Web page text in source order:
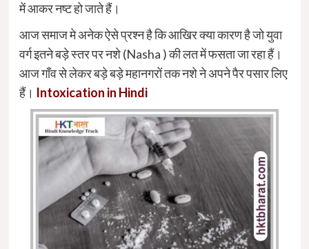
में आकर नष्ट हो जाते हैं।
आज समाज मे अनेक ऐसे प्रश्न है कि आखिर क्या कारण है जो युवा
वर्ग इतने बड़े स्तर पर नशे (Nasha ) की लत में फसता जा रहा हैं।
आज गाँव से लेकर बड़े बड़े महानगरों तक नशे ने अपने पैर पसार लिए
हैं। Intoxication in Hindi